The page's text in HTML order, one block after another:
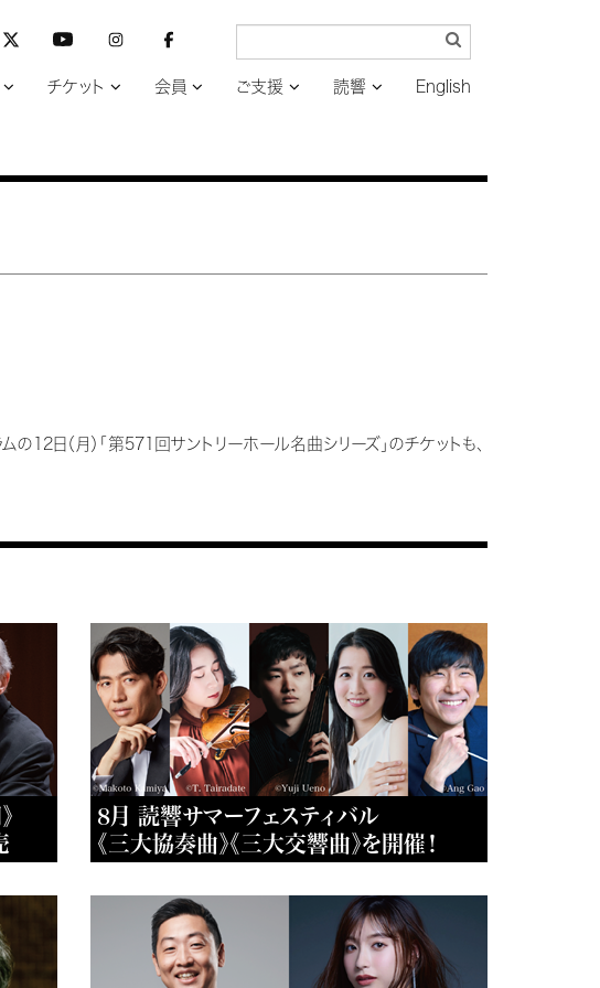
チケット 会員 ご支援 読響 English
12日（月）「第571回サントリーホール名曲シリーズ」のチケットも、
8月 読響サマーフェスティバル
《三大協奏曲》《三大交響曲》を開催！